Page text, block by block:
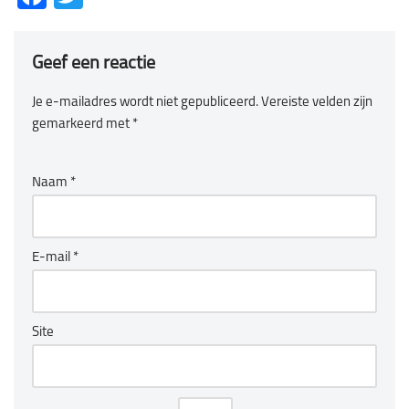
Geef een reactie
Je e-mailadres wordt niet gepubliceerd. Vereiste velden zijn
gemarkeerd met *
Naam *
E-mail *
Site